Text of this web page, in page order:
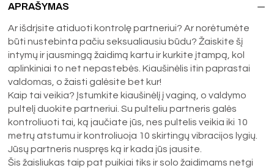
APRAŠYMAS
Ar išdrįsite atiduoti kontrolę partneriui? Ar norėtumėte
būti nustebinta pačiu seksualiausiu būdu? Žaiskite šį
intymų ir jausmingą žaidimą kartu ir kurkite įtampą, kol
aplinkiniai to net nepastebės. Kiaušinėlis itin paprastai
valdomas, o žaisti galėsite bet kur!
Kaip tai veikia? Įstumkite kiaušinėlį į vaginą, o valdymo
pultelį duokite partneriui. Su pulteliu partneris galės
kontroliuoti tai, ką jaučiate jūs, nes pultelis veikia iki 10
metrų atstumu ir kontroliuoja 10 skirtingų vibracijos lygių.
Jūsų partneris nuspręs ką ir kada jūs jausite.
Šis žaisliukas taip pat puikiai tiks ir solo žaidimams netgi